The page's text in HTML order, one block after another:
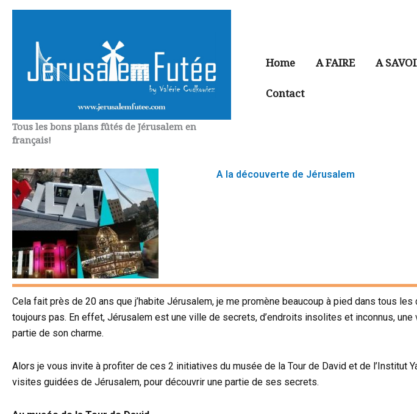
Aller
contenu
Tous les bons plans fûtés de Jérusalem en
français!
Home A FAIRE A
Contact
A la découverte de Jérusalem
Cela fait près de 20 ans que j’habite Jérusalem, je me promène beaucoup à pied dans tous
toujours pas. En effet, Jérusalem est une ville de secrets, d’endroits insolites et inconnus,
partie de son charme.
Alors je vous invite à profiter de ces 2 initiatives du musée de la Tour de David et de l’Institut
visites guidées de Jérusalem, pour découvrir une partie de ses secrets.